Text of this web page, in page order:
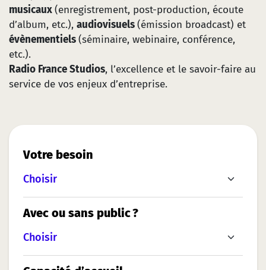
musicaux(enregistrement, post-production, écoute
d’album, etc.), audiovisuels(émission broadcast) et
évènementiels(séminaire, webinaire, conférence,
etc.).
Radio France Studios, l’excellence et le savoir-faire au
service de vos enjeux d’entreprise.
Votre besoin
Avec ou sans public ?